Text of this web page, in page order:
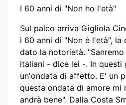
I 60 anni di "Non ho l'età"
Sul palco arriva Gigliola
i 60 anni di "Non è l'età", la
dato la notorietà.
italiani - dice lei -. In questi
un'ondata di affetto. E' un
questa ondata di amore mi
andrà bene". Dalla Costa